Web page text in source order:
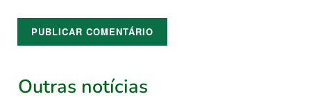
Outras notícias